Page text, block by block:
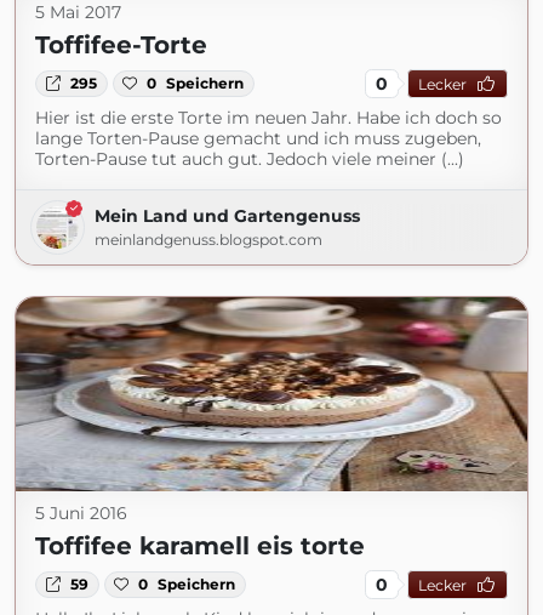
5 Mai 2017
Toffifee-Torte
295 0 Speichern 0 Lecker
Hier ist die erste Torte im neuen Jahr. Habe ich doch so
lange Torten-Pause gemacht und ich muss zugeben,
Torten-Pause tut auch gut. Jedoch viele meiner (...)
Mein Land und Gartengenuss
meinlandgenuss.blogspot.com
5 Juni 2016
Toffifee karamell eis torte
59 0 Speichern 0 Lecker